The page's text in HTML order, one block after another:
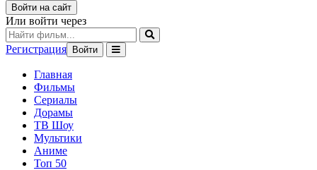
Войти на сайт
Или войти через
Регистрация Войти
Главная
Фильмы
Сериалы
Дорамы
ТВ Шоу
Мультики
Аниме
Топ 50